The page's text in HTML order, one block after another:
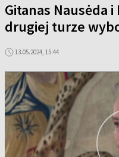
Gitanas Nausėda
drugiej turze
13.05.2024, 15:44